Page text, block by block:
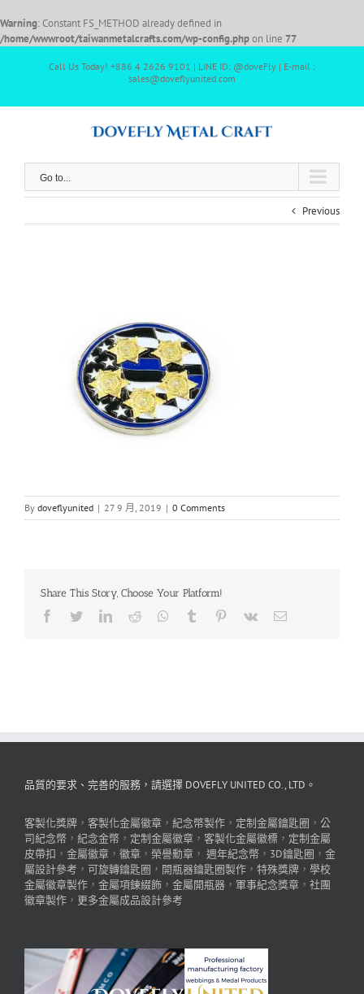
Warning: Constant FS_METHOD already defined in
/home/wwwroot/taiwanmetalcrafts.com/wp-config.phpon line 77
Call Us Today! +886 4 2626 9101 | LINE ID: @doveFly | E-mail :
sales@doveflyunited.com
Go to...
Previous
By doveflyunited | 27 9 月, 2019 | 0 Comments
Share This Story, Choose Your Platform!
品質的要求、完善的服務，請選擇 DOVEFLY UNITED CO., LTD。
客製化獎牌 ， 客製化金屬徽章 ， 紀念幣製作 ， 定制金屬鑰匙圈 ， 公
司紀念幣 ， 紀念金幣 ， 定制金屬徽章 ， 客製化金屬徽標 ， 定制金屬
皮帶扣 ， 金屬徽章 ， 徽章 ， 榮譽勳章 ， 週年紀念幣 ， 3D鑰匙圈 ， 金
屬設計參考 ， 可旋轉鑰匙圈 ， 開瓶器鑰匙圈製作 ， 特殊獎牌 ， 學校
金屬徽章製作 ， 金屬項鍊綴飾 ， 金屬開瓶器 ， 軍事紀念獎章 ， 社團
徽章製作 ， 更多金屬成品設計參考